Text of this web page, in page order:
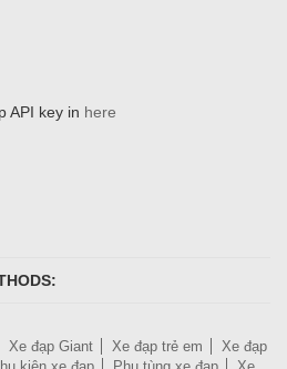
API key in here
Xe đạp Giant Xe đạp trẻ em
Xe đạp